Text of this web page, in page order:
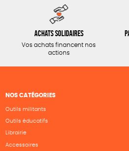
Achats solidaires
Vos achats financent nos
actions
NOS CATÉGORIES
Outils militants
Outils éducatifs
Librairie
Accessoires